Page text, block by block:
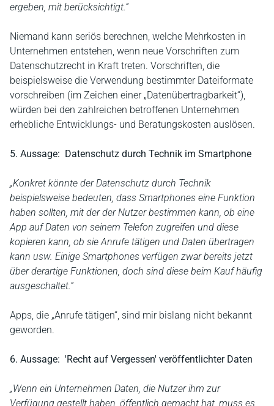
ergeben, mit berücksichtigt.“
Niemand kann seriös berechnen, welche Mehrkosten in
Unternehmen entstehen, wenn neue Vorschriften zum
Datenschutzrecht in Kraft treten. Vorschriften, die
beispielsweise die Verwendung bestimmter Dateiformate
vorschreiben (im Zeichen einer „Datenübertragbarkeit“),
würden bei den zahlreichen betroffenen Unternehmen
erhebliche Entwicklungs- und Beratungskosten auslösen.
5. Aussage: Datenschutz durch Technik im Smartphone
„Konkret könnte der Datenschutz durch Technik
beispielsweise bedeuten, dass Smartphones eine Funktion
haben sollten, mit der der Nutzer bestimmen kann, ob eine
App auf Daten von seinem Telefon zugreifen und diese
kopieren kann, ob sie Anrufe tätigen und Daten übertragen
kann usw. Einige Smartphones verfügen zwar bereits jetzt
über derartige Funktionen, doch sind diese beim Kauf häufig
ausgeschaltet.“
Apps, die „Anrufe tätigen“, sind mir bislang nicht bekannt
geworden.
6. Aussage: 'Recht auf Vergessen' veröffentlichter Daten
„Wenn ein Unternehmen Daten, die Nutzer ihm zur
Verfügung gestellt haben, öffentlich gemacht hat, muss es